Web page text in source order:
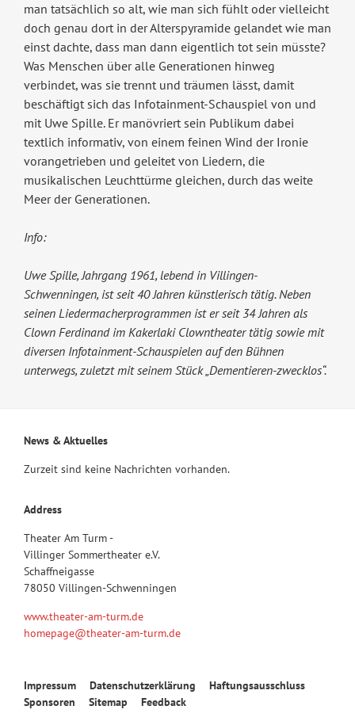
man tatsächlich so alt, wie man sich fühlt oder vielleicht
doch genau dort in der Alterspyramide gelandet wie man
einst dachte, dass man dann eigentlich tot sein müsste?
Was Menschen über alle Generationen hinweg
verbindet, was sie trennt und träumen lässt, damit
beschäftigt sich das Infotainment-Schauspiel von und
mit Uwe Spille. Er manövriert sein Publikum dabei
textlich informativ, von einem feinen Wind der Ironie
vorangetrieben und geleitet von Liedern, die
musikalischen Leuchttürme gleichen, durch das weite
Meer der Generationen.
Info:
Uwe Spille, Jahrgang 1961, lebend in Villingen-
Schwenningen, ist seit 40 Jahren künstlerisch tätig. Neben
seinen Liedermacherprogrammen ist er seit 34 Jahren als
Clown Ferdinand im Kakerlaki Clowntheater tätig sowie mit
diversen Infotainment-Schauspielen auf den Bühnen
unterwegs, zuletzt mit seinem Stück „Dementieren-zwecklos“.
News & Aktuelles
Zurzeit sind keine Nachrichten vorhanden.
Address
Theater Am Turm -
Villinger Sommertheater e.V.
Schaffneigasse
78050 Villingen-Schwenningen
www.theater-am-turm.de
homepage@theater-am-turm.de
Navigation
überspringen
Impressum Datenschutzerklärung
Haftungsausschluss
Sponsoren
Sitemap Feedback